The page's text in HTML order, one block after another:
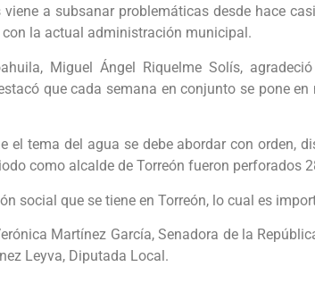
viene a subsanar problemáticas desde hace
la actual administración municipal.
Miguel Ángel Riquelme Solís,
que cada semana en conjunto se pone
el tema del agua se debe abordar con orden,
como alcalde de Torreón fueron perforados
social que se tiene en Torreón, lo cual es
Martínez García, Senadora de la
Leyva, Diputada Local.